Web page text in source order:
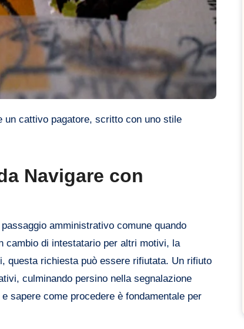
Navigare con
amministrativo comune quando
cambio di intestatario per altri motivi, la
questa richiesta può essere rifiutata. Un rifiuto
culminando persino nella segnalazione
sapere come procedere è fondamentale per